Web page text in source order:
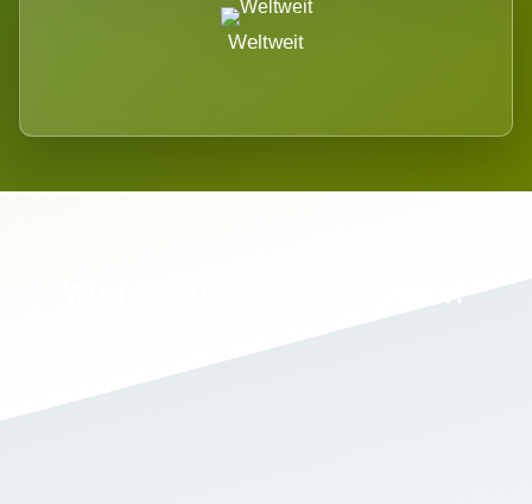
Weltweit
Wird es Auswirkungen geben?